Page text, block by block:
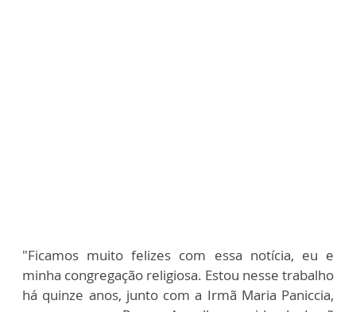
"Ficamos muito felizes com essa notícia, eu e
minha congregação religiosa. Estou nesse trabalho
há quinze anos, junto com a Irmã Maria Paniccia,